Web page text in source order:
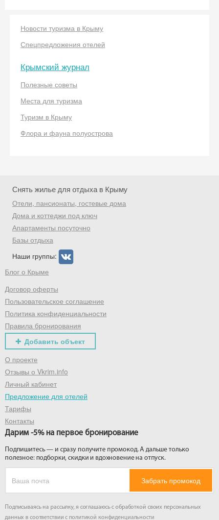
Новости туризма в Крыму
Спецпредложения отелей
Крымский журнал
Полезные советы
Места для туризма
Туризм в Крыму
Флора и фауна полуострова
Снять жилье для отдыха в Крыму
Отели, пансионаты, гостевые дома
Дома и коттеджи под ключ
Апартаменты посуточно
Базы отдыха
Наши группы:
Блог о Крыме
Договор оферты
Пользовательское соглашение
Политика конфиденциальности
Правила бронирования
Добавить объект
О проекте
Отзывы о Vkrim.info
Личный кабинет
Предложение для отелей
Тарифы
Контакты
Дарим -5% на первое бронирование
Подпишитесь — и сразу получите промокод. А дальше только
полезное: подборки, скидки и вдохновение на отпуск.
Забрать промокод
Подписываясь на рассылку, я соглашаюсь с обработкой своих персональных
данных в соответствии с политикой конфиденциальности